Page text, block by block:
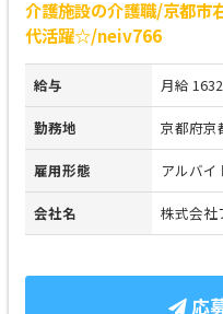
介護施設の介護職/京都市
代活躍☆/neiv766
給与 月給
勤務地 京都府京
雇用形態 アルバイ
会社名 株式会社
応